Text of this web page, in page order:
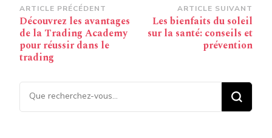
Navigation
d’article
ARTICLE PRÉCÉDENT
Découvrez les avantages
de la Trading Academy
pour réussir dans le
trading
ARTICLE SUIVANT
Les bienfaits du soleil
sur la santé: conseils et
prévention
Vous recherchiez quelque
chose ?